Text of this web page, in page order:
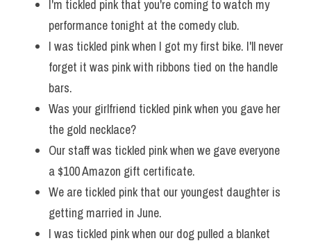
I'm tickled pink that you're coming to watch my
performance tonight at the comedy club.
I was tickled pink when I got my first bike. I'll never
forget it was pink with ribbons tied on the handle
bars.
Was your girlfriend tickled pink when you gave her
the gold necklace?
Our staff was tickled pink when we gave everyone
a $100 Amazon gift certificate.
We are tickled pink that our youngest daughter is
getting married in June.
I was tickled pink when our dog pulled a blanket